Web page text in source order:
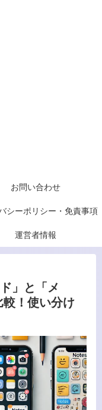
お問い合わせ
シーポリシー・免責事項
運営者情報
」と「メ
！使い分け